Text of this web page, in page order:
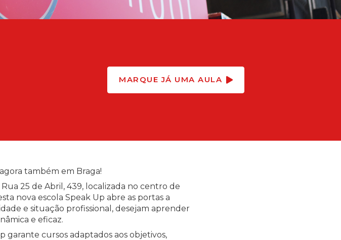
MARQUE JÁ UMA AULA
também em Braga!
25 de Abril, 439, localizada no centro de
nova escola Speak Up abre as portas a
e situação profissional, desejam aprender
e eficaz.
garante cursos adaptados aos objetivos,